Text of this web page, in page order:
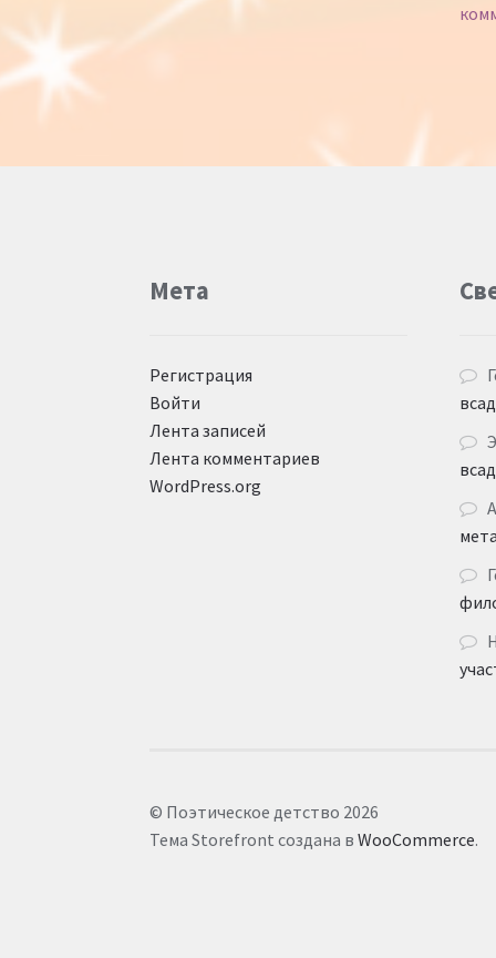
Мета
Регистрация
Войти
Лента записей
Лента комментариев
WordPress.org
© Поэтическое детство 2026
Тема Storefront создана в WooCommerce.